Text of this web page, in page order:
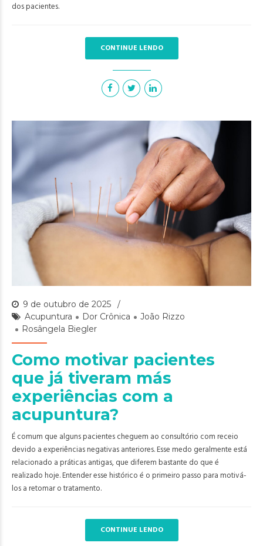
dos pacientes.
CONTINUE LENDO
9 de outubro de 2025
Acupuntura
Dor Crônica
João Rizzo
Rosângela Biegler
Como motivar pacientes
que já tiveram más
experiências com a
acupuntura?
É comum que alguns pacientes cheguem ao consultório com receio
devido a experiências negativas anteriores. Esse medo geralmente está
relacionado a práticas antigas, que diferem bastante do que é
realizado hoje. Entender esse histórico é o primeiro passo para motivá-
los a retomar o tratamento.
CONTINUE LENDO